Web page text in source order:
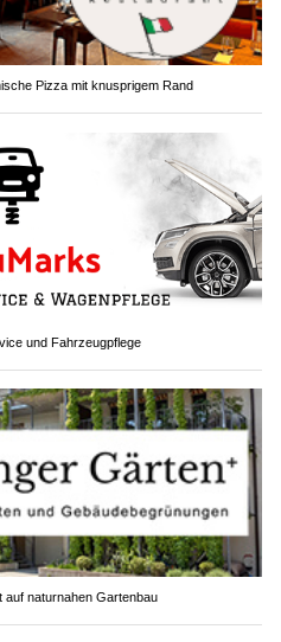
Pizza mit knusprigem Rand
und Fahrzeugpflege
naturnahen Gartenbau